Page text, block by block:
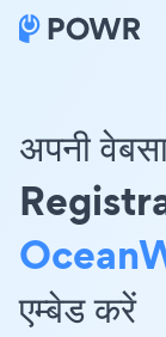
अपनी
एम्बेड करें